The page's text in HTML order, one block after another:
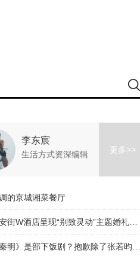
李东宸
生活方式资深编辑 更多>>
的京城湘菜餐厅